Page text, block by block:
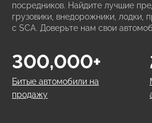
посредников. Найдите лучшие
грузовики, внедорожники, лодки,
с SCA. Доверьте нам свои
Битые автомобили на
продажу
300,000+